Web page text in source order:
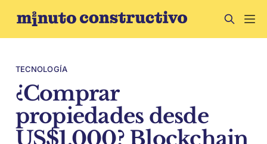
TECNOLOGÍA
¿Comprar
propiedades desde
US$1.000? Blockchain